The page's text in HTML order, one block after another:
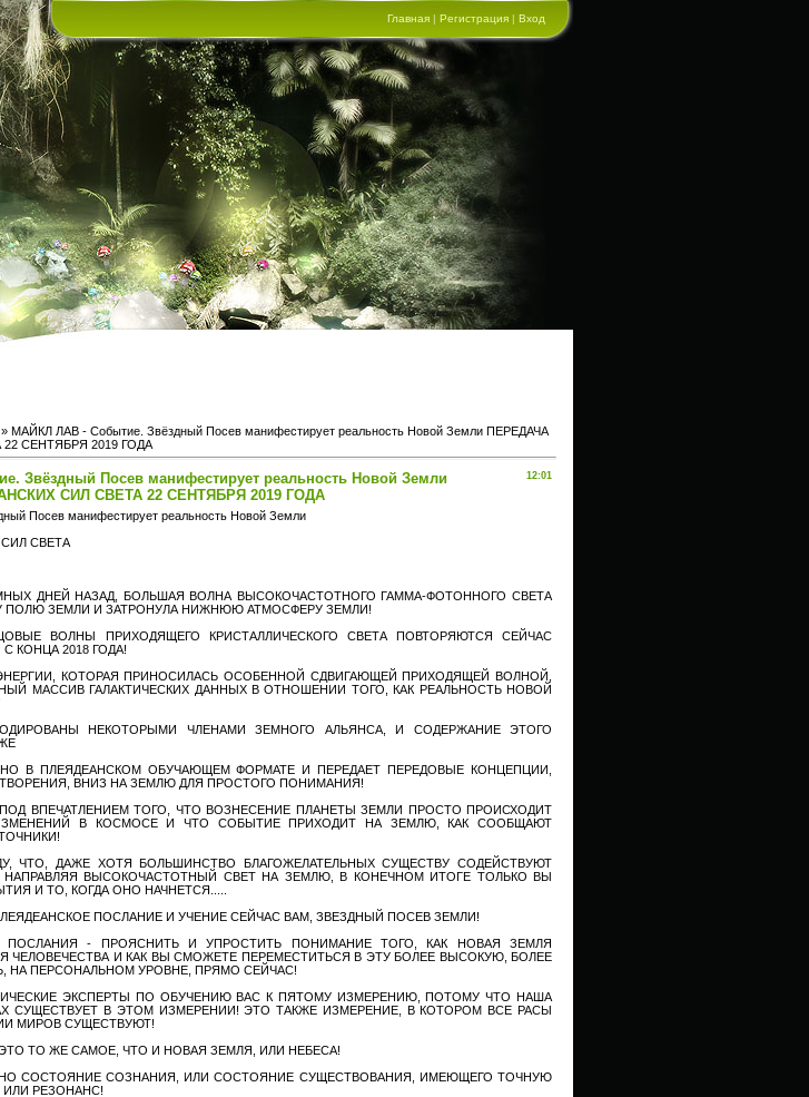
Главная | Регистрация | Вход
» МАЙКЛ ЛАВ - Событие. Звёздный Посев манифестирует реальность Новой Земли ПЕРЕДАЧА
СЕНТЯБРЯ 2019 ГОДА
12:01
Звёздный Посев манифестирует реальность Новой Земли
СИЛ СВЕТА 22 СЕНТЯБРЯ 2019 ГОДА
Посев манифестирует реальность Новой Земли
СВЕТА
ДНЕЙ НАЗАД, БОЛЬШАЯ ВОЛНА ВЫСОКОЧАСТОТНОГО ГАММА-ФОТОННОГО СВЕТА
ПОЛЮ ЗЕМЛИ И ЗАТРОНУЛА НИЖНЮЮ АТМОСФЕРУ ЗЕМЛИ!
ВОЛНЫ ПРИХОДЯЩЕГО КРИСТАЛЛИЧЕСКОГО СВЕТА ПОВТОРЯЮТСЯ СЕЙЧАС
КОНЦА 2018 ГОДА!
КОТОРАЯ ПРИНОСИЛАСЬ ОСОБЕННОЙ СДВИГАЮЩЕЙ ПРИХОДЯЩЕЙ ВОЛНОЙ,
МАССИВ ГАЛАКТИЧЕСКИХ ДАННЫХ В ОТНОШЕНИИ ТОГО, КАК РЕАЛЬНОСТЬ НОВОЙ
НЕКОТОРЫМИ ЧЛЕНАМИ ЗЕМНОГО АЛЬЯНСА, И СОДЕРЖАНИЕ ЭТОГО
В ПЛЕЯДЕАНСКОМ ОБУЧАЮЩЕМ ФОРМАТЕ И ПЕРЕДАЕТ ПЕРЕДОВЫЕ КОНЦЕПЦИИ,
ВНИЗ НА ЗЕМЛЮ ДЛЯ ПРОСТОГО ПОНИМАНИЯ!
ВПЕЧАТЛЕНИЕМ ТОГО, ЧТО ВОЗНЕСЕНИЕ ПЛАНЕТЫ ЗЕМЛИ ПРОСТО ПРОИСХОДИТ
В КОСМОСЕ И ЧТО СОБЫТИЕ ПРИХОДИТ НА ЗЕМЛЮ, КАК СООБЩАЮТ
ЧТО, ДАЖЕ ХОТЯ БОЛЬШИНСТВО БЛАГОЖЕЛАТЕЛЬНЫХ СУЩЕСТВУ СОДЕЙСТВУЮТ
ВЫСОКОЧАСТОТНЫЙ СВЕТ НА ЗЕМЛЮ, В КОНЕЧНОМ ИТОГЕ ТОЛЬКО ВЫ
И ТО, КОГДА ОНО НАЧНЕТСЯ.....
ПОСЛАНИЕ И УЧЕНИЕ СЕЙЧАС ВАМ, ЗВЕЗДНЫЙ ПОСЕВ ЗЕМЛИ!
ПОСЛАНИЯ - ПРОЯСНИТЬ И УПРОСТИТЬ ПОНИМАНИЕ ТОГО, КАК НОВАЯ ЗЕМЛЯ
ЧЕЛОВЕЧЕСТВА И КАК ВЫ СМОЖЕТЕ ПЕРЕМЕСТИТЬСЯ В ЭТУ БОЛЕЕ ВЫСОКУЮ, БОЛЕЕ
НА ПЕРСОНАЛЬНОМ УРОВНЕ, ПРЯМО СЕЙЧАС!
ЭКСПЕРТЫ ПО ОБУЧЕНИЮ ВАС К ПЯТОМУ ИЗМЕРЕНИЮ, ПОТОМУ ЧТО НАША
СУЩЕСТВУЕТ В ЭТОМ ИЗМЕРЕНИИ! ЭТО ТАКЖЕ ИЗМЕРЕНИЕ, В КОТОРОМ ВСЕ РАСЫ
МИРОВ СУЩЕСТВУЮТ!
ТО ЖЕ САМОЕ, ЧТО И НОВАЯ ЗЕМЛЯ, ИЛИ НЕБЕСА!
СОСТОЯНИЕ СОЗНАНИЯ, ИЛИ СОСТОЯНИЕ СУЩЕСТВОВАНИЯ, ИМЕЮЩЕГО ТОЧНУЮ
РЕЗОНАНС!